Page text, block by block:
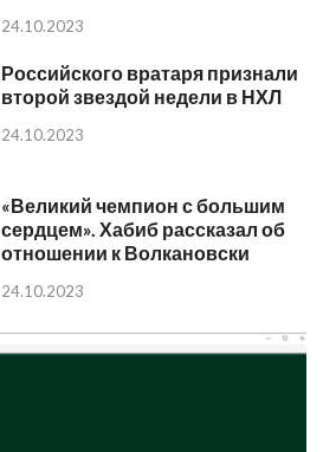
24.10.2023
Российского вратаря признали
второй звездой недели в НХЛ
24.10.2023
«Великий чемпион с большим
сердцем». Хабиб рассказал об
отношении к Волкановски
24.10.2023